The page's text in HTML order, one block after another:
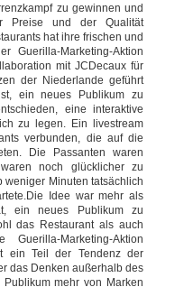
zu gewinnen und
Preise und der Qualität
hat ihre frischen und
Guerilla-Marketing-Aktion
mit JCDecaux für
der Niederlande geführt
ein neues Publikum zu
eine interaktive
zu legen. Ein livestream
verbunden, die auf die
Die Passanten waren
noch glücklicher zu
weniger Minuten tatsächlich
Idee war mehr als
ein neues Publikum zu
das Restaurant als auch
Marketing-Aktion
ein Teil der Tendenz der
das Denken außerhalb des
mehr von Marken